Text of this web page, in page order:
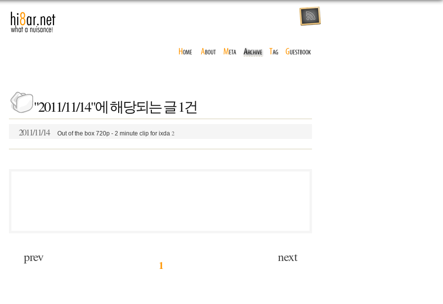
"2011/11/14"에 해당되는 글 1건
2011/11/14 Out of the box 720p - 2 minute clip for ixda 2
prev next
1